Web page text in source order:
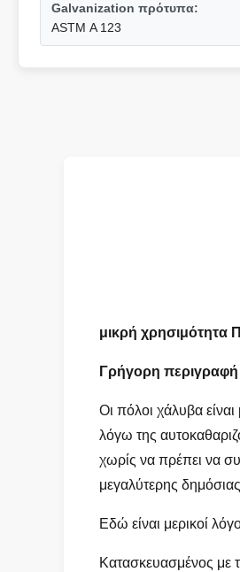
Galvanization πρότυπα:
ASTM Α 123
μικρή χρησιμότητα
Γρήγορη περιγραφή
Οι πόλοι χάλυβα
λόγω της
χωρίς να πρέπει να
μεγαλύτερης
Εδώ είναι μερικοί
Κατασκευασμένος με